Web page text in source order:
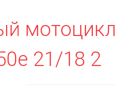
мотоцикл
21/18 2